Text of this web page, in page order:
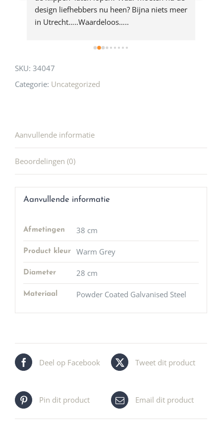
design liefhebbers nu heen? Bijna niets meer
in Utrecht…..Waardeloos…..
SKU: 34047
Categorie: Uncategorized
Aanvullende informatie
Beoordelingen (0)
Aanvullende informatie
Afmetingen 38 cm
Product kleur Warm Grey
Diameter 28 cm
Materiaal Powder Coated Galvanised Steel
Deel op Facebook Tweet dit product
Pin dit product Email dit product